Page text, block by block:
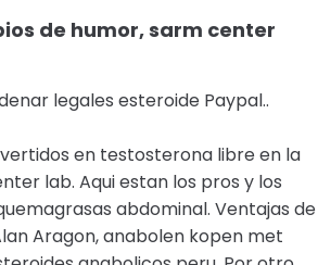
de humor, sarm center
legales esteroide Paypal..
en testosterona libre en la
lab. Aqui estan los pros y los
abdominal. Ventajas de
Aragon, anabolen kopen met